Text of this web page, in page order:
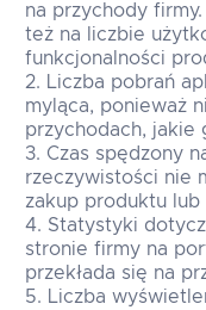
na przychody
też na liczbie
funkcjonalności
Liczba pobrań
myląca, ponieważ
przychodach, jakie
Czas spędzony
rzeczywistości nie
zakup produktu
Statystyki
stronie firmy na
przekłada się na
Liczba